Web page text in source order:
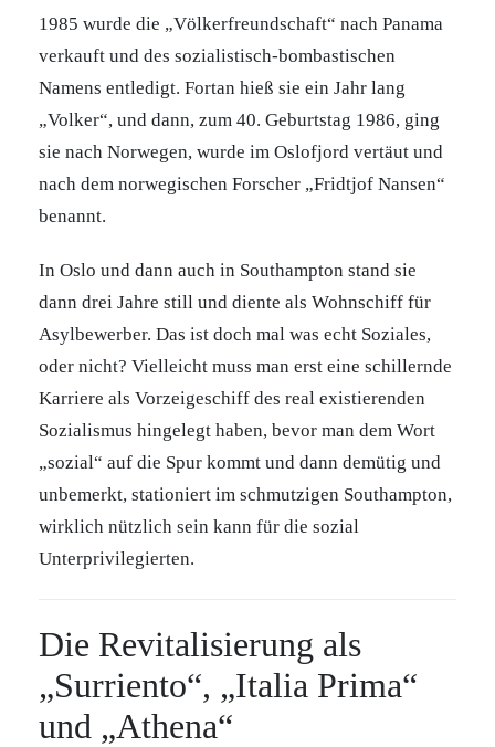
1985 wurde die „Völkerfreundschaft“ nach Panama
verkauft und des sozialistisch-bombastischen
Namens entledigt. Fortan hieß sie ein Jahr lang
„Volker“, und dann, zum 40. Geburtstag 1986, ging
sie nach Norwegen, wurde im Oslofjord vertäut und
nach dem norwegischen Forscher „Fridtjof Nansen“
benannt.
In Oslo und dann auch in Southampton stand sie
dann drei Jahre still und diente als Wohnschiff für
Asylbewerber. Das ist doch mal was echt Soziales,
oder nicht? Vielleicht muss man erst eine schillernde
Karriere als Vorzeigeschiff des real existierenden
Sozialismus hingelegt haben, bevor man dem Wort
„sozial“ auf die Spur kommt und dann demütig und
unbemerkt, stationiert im schmutzigen Southampton,
wirklich nützlich sein kann für die sozial
Unterprivilegierten.
Die Revitalisierung als
„Surriento“, „Italia Prima“
und „Athena“